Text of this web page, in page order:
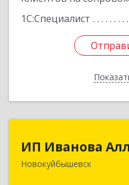
1С:Специалист
ИП Иванова
Новокуйбышевск